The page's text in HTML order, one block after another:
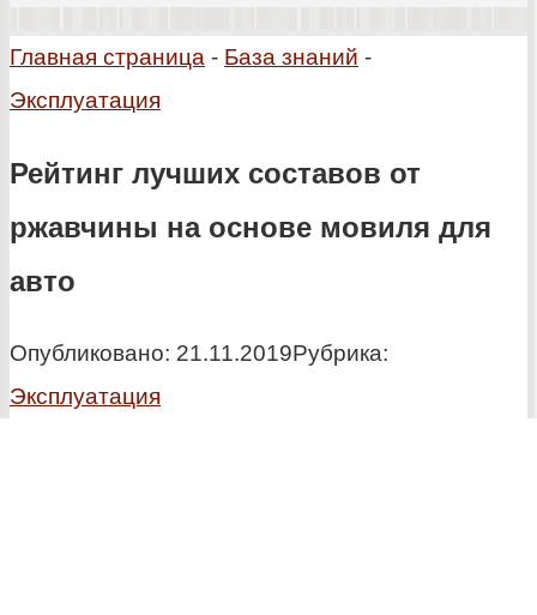
Главная страница - База знаний -
Эксплуатация
Рейтинг лучших составов от
ржавчины на основе мовиля для
авто
Опубликовано: 21.11.2019Рубрика:
Эксплуатация